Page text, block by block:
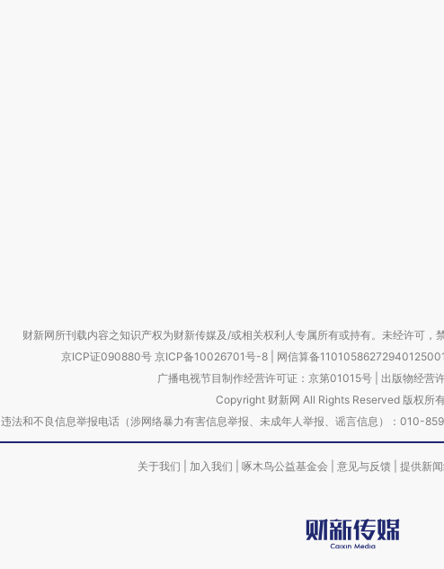
财新网所刊载内容之知识产权为财新传媒及/或相关权利人专属所有或持有。未经许可，
京ICP证090880号 京ICP备10026701号-8 网信算备
广播电视节目制作经营许可证：京第01015号| 出版物经营
Copyright 财新网 All Rights Reserved 版权所
违法和不良信息举报电话（涉网络暴力有害信息举报、未成年人举报、谣言信息）：
关于我们 加入我们 啄木鸟公益基金会 意见与反馈 提供新